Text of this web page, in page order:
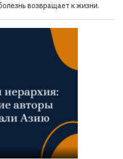
возвращает к жизни.